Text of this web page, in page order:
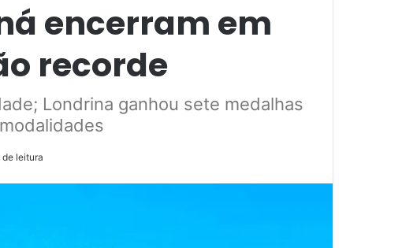
encerram em
recorde
Londrina ganhou sete medalhas
leitura